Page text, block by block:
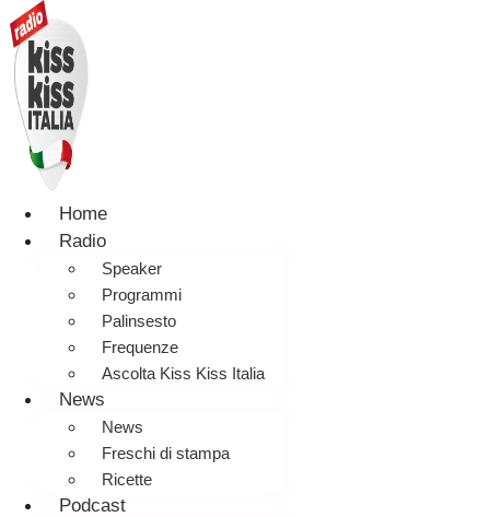
Home
Radio
Speaker
Programmi
Palinsesto
Frequenze
Ascolta Kiss Kiss Italia
News
News
Freschi di stampa
Ricette
Podcast